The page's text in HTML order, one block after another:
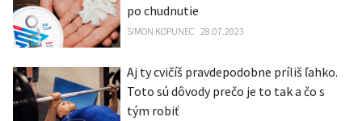
po chudnutie
SIMON KOPUNEC 28.07.2023
Aj ty cvičíš pravdepodobne príliš ľahko.
Toto sú dôvody prečo je to tak a čo s
tým robiť